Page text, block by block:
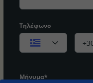
Τηλέφωνο
Μήνυμα*